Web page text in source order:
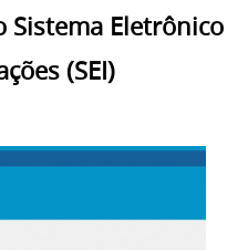
Sistema Eletrônico
(SEI)